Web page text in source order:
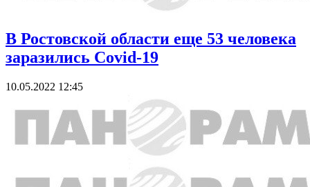
В Ростовской области еще 53 человека
заразились Covid-19
10.05.2022 12:45